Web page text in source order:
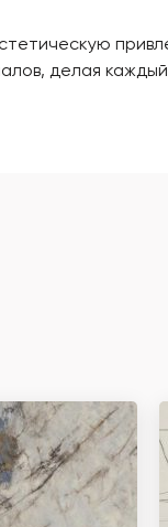
делая